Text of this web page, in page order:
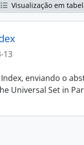
Visualização em
13
enviando o
Universal Set in